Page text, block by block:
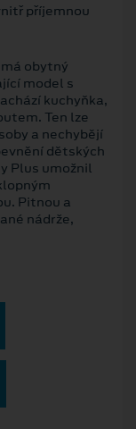
příjemnou
obytný
model s
kuchyňka,
Ten lze
a nechybějí
dětských
Plus umožnil
Pitnou a
nádrže,